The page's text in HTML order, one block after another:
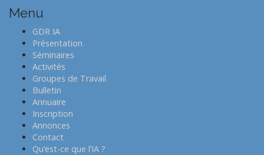
Menu
GDR IA
Présentation
Séminaires
Activités
Groupes de Travail
Bulletin
Annuaire
Inscription
Annonces
Contact
Qu’est-ce que l’IA ?